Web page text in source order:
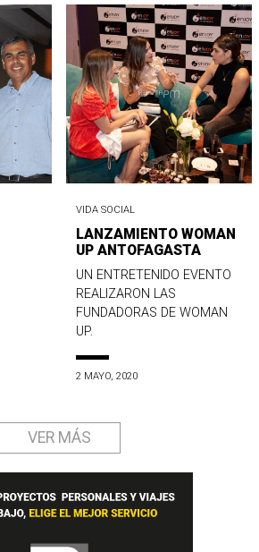
VIDA SOCIAL
LANZAMIENTO WOMAN
UP ANTOFAGASTA
UN ENTRETENIDO EVENTO
REALIZARON LAS
FUNDADORAS DE WOMAN
UP.
2 MAYO, 2020
VER MÁS